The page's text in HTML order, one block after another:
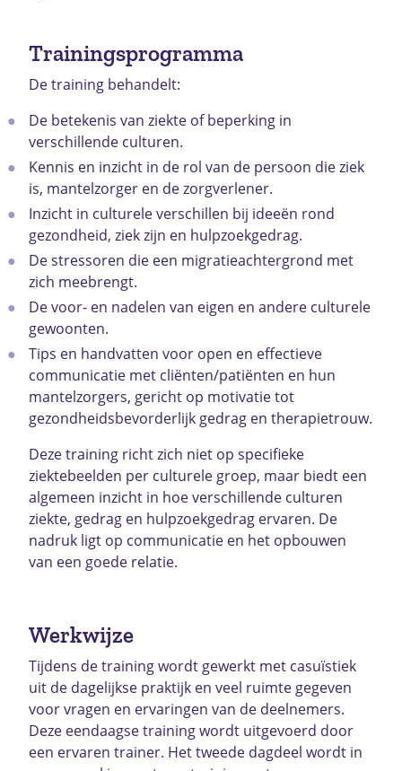
Trainingsprogramma
De training behandelt:
De betekenis van ziekte of beperking in
verschillende culturen.
Kennis en inzicht in de rol van de persoon die ziek
is, mantelzorger en de zorgverlener.
Inzicht in culturele verschillen bij ideeën rond
gezondheid, ziek zijn en hulpzoekgedrag.
De stressoren die een migratieachtergrond met
zich meebrengt.
De voor- en nadelen van eigen en andere culturele
gewoonten.
Tips en handvatten voor open en effectieve
communicatie met cliënten/patiënten en hun
mantelzorgers, gericht op motivatie tot
gezondheidsbevorderlijk gedrag en therapietrouw.
Deze training richt zich niet op specifieke
ziektebeelden per culturele groep, maar biedt een
algemeen inzicht in hoe verschillende culturen
ziekte, gedrag en hulpzoekgedrag ervaren. De
nadruk ligt op communicatie en het opbouwen
van een goede relatie.
Werkwijze
Tijdens de training wordt gewerkt met casuïstiek
uit de dagelijkse praktijk en veel ruimte gegeven
voor vragen en ervaringen van de deelnemers.
Deze eendaagse training wordt uitgevoerd door
een ervaren trainer. Het tweede dagdeel wordt in